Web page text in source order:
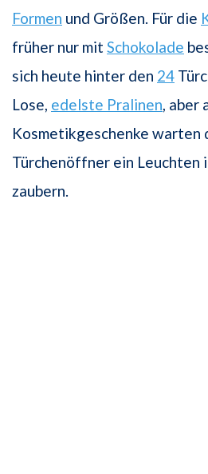
Formen und Größen. Für die
früher nur mit Schokolade
sich heute hinter den 24
Lose, edelste Pralinen , aber
Kosmetikgeschenke warten
Türchenöffner ein Leuchten
zaubern.